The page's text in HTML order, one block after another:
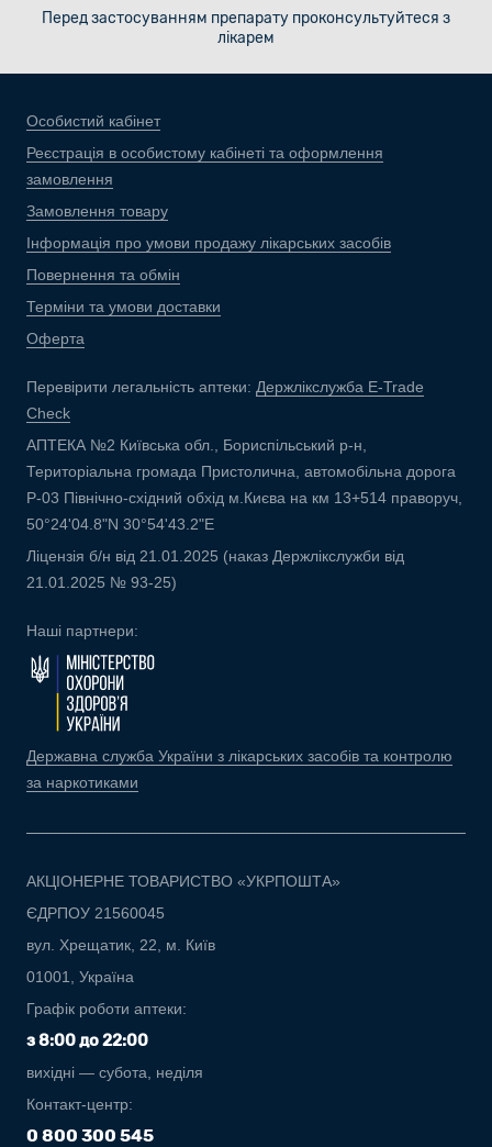
Перед застосуванням препарату проконсультуйтеся з
лікарем
Особистий кабінет
Реєстрація в особистому кабінеті та оформлення
замовлення
Замовлення товару
Інформація про умови продажу лікарських засобів
Повернення та обмін
Терміни та умови доставки
Оферта
Перевірити легальність аптеки: Держлікслужба E-Trade
Check
АПТЕКА №2 Київська обл., Бориспільський р-н,
Територіальна громада Пристолична, автомобільна дорога
Р-03 Північно-східний обхід м.Києва на км 13+514 праворуч,
50°24'04.8"N 30°54'43.2"E
Ліцензія б/н від 21.01.2025 (наказ Держлікслужби від
21.01.2025 № 93-25)
Наші партнери:
Державна служба України з лікарських засобів та контролю
за наркотиками
АКЦІОНЕРНЕ ТОВАРИСТВО «УКРПОШТА»
ЄДРПОУ 21560045
вул. Хрещатик, 22, м. Київ
01001, Україна
Графік роботи аптеки:
з 8:00 до 22:00
вихідні — субота, неділя
Контакт-центр:
0 800 300 545